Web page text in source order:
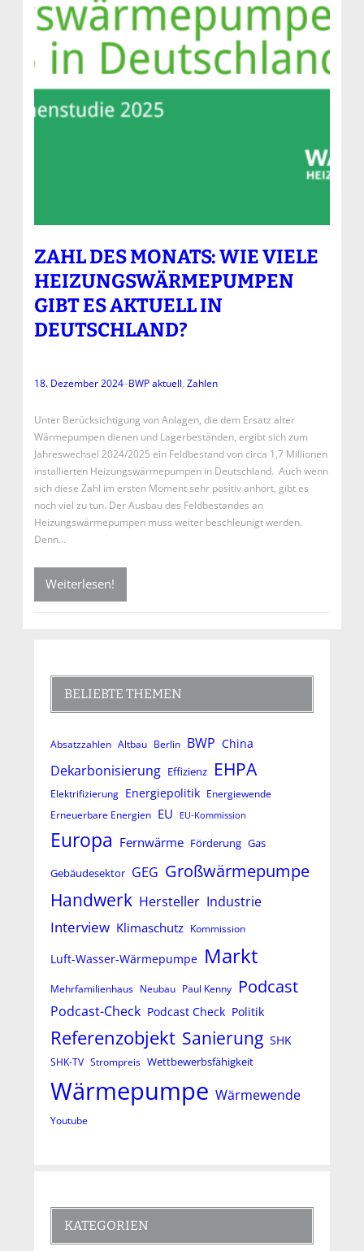
ZAHL DES MONATS: WIE VIELE
HEIZUNGSWÄRMEPUMPEN
GIBT ES AKTUELL IN
DEUTSCHLAND?
18. Dezember 2024–BWP aktuell, Zahlen
Unter Berücksichtigung von Anlagen, die dem Ersatz alter
Wärmepumpen dienen und Lagerbeständen, ergibt sich zum
Jahreswechsel 2024/2025 ein Feldbestand von circa 1,7 Millionen
installierten Heizungswärmepumpen in Deutschland. Auch wenn
sich diese Zahl im ersten Moment sehr positiv anhört, gibt es
noch viel zu tun. Der Ausbau des Feldbestandes an
Heizungswärmepumpen muss weiter beschleunigt werden.
Denn…
Weiterlesen!
BELIEBTE THEMEN
Absatzzahlen Altbau Berlin BWP China
Dekarbonisierung Effizienz EHPA
Elektrifizierung Energiepolitik Energiewende
Erneuerbare Energien EU EU-Kommission
Europa Fernwärme Förderung Gas
Gebäudesektor GEG Großwärmepumpe
Handwerk Hersteller Industrie
Interview Klimaschutz Kommission
Luft-Wasser-Wärmepumpe Markt
Mehrfamilienhaus Neubau Paul Kenny Podcast
Podcast-Check Podcast Check Politik
Referenzobjekt Sanierung SHK
SHK-TV Strompreis Wettbewerbsfähigkeit
Wärmepumpe Wärmewende
Youtube
KATEGORIEN